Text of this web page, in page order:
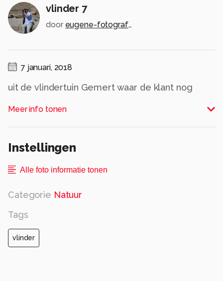
vlinder 7
door eugene-fotografie
7 januari, 2018
uit de vlindertuin Gemert waar de klant nog
Geert de beheerder is alle dagen aanwezig in
de tuin om info te geven aan mensen die dat
een tuin met ambitie
Alle rechten voorbehouden
Meer info tonen
Instellingen
Alle foto informatie tonen
Categorie Natuur
Tags
vlinder